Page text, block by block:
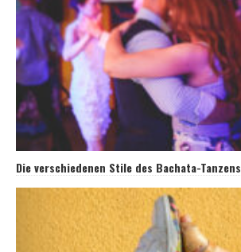
Die verschiedenen Stile des Bachata-Tanzens